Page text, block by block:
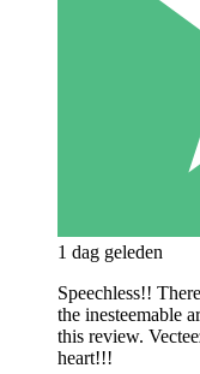
1 dag geleden
Speechless!!
the inesteemable
this review.
heart!!!